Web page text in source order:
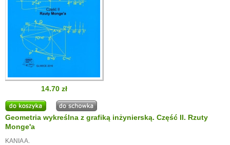
14.70 zł
Geometria wykreślna z grafiką inżynierską. Część II. Rzuty
Monge'a
KANIA A.